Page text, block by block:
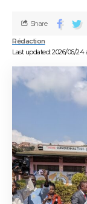
Last updated: 2026/06/24
Rédaction
Share